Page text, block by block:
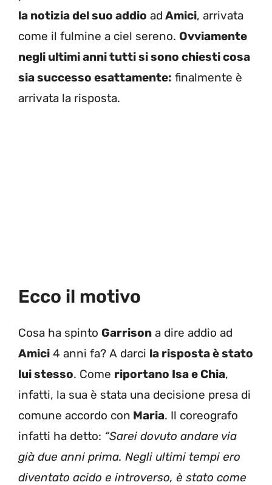
la notizia del suo addio ad Amici, arrivata
come il fulmine a ciel sereno. Ovviamente
negli ultimi anni tutti si sono chiesti cosa
sia successo esattamente: finalmente è
arrivata la risposta.
Ecco il motivo
Cosa ha spinto Garrison a dire addio ad
Amici 4 anni fa? A darci la risposta è stato
lui stesso. Come riportano Isa e Chia,
infatti, la sua è stata una decisione presa di
comune accordo con Maria. Il coreografo
infatti ha detto: “Sarei dovuto andare via
già due anni prima. Negli ultimi tempi ero
diventato acido e introverso, è stato come